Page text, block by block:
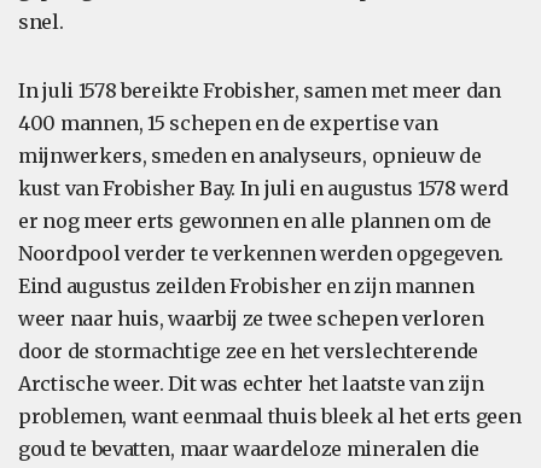
snel.
In juli 1578 bereikte Frobisher, samen met meer dan
400 mannen, 15 schepen en de expertise van
mijnwerkers, smeden en analyseurs, opnieuw de
kust van Frobisher Bay. In juli en augustus 1578 werd
er nog meer erts gewonnen en alle plannen om de
Noordpool verder te verkennen werden opgegeven.
Eind augustus zeilden Frobisher en zijn mannen
weer naar huis, waarbij ze twee schepen verloren
door de stormachtige zee en het verslechterende
Arctische weer. Dit was echter het laatste van zijn
problemen, want eenmaal thuis bleek al het erts geen
goud te bevatten, maar waardeloze mineralen die